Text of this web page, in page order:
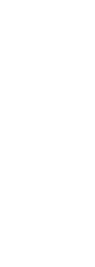
No tienes
Plasma tus